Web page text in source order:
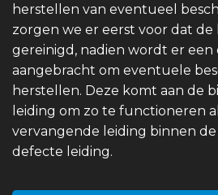
herstellen van eventueel
zorgen we er eerst voor dat de
gereinigd, nadien wordt er een
aangebracht om eventuele
herstellen. Deze komt aan de
leiding om zo te functioneren
vervangende leiding binnen
defecte leiding.